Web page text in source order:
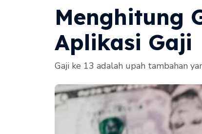
Menghitung
Aplikasi Gaji
Gaji ke 13 adalah upah tambahan